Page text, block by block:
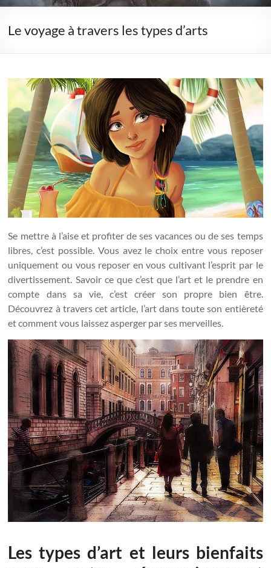
Le voyage à travers les types d’arts
Se mettre à l’aise et profiter de ses vacances ou de ses temps
libres, c’est possible. Vous avez le choix entre vous reposer
uniquement ou vous reposer en vous cultivant l’esprit par le
divertissement. Savoir ce que c’est que l’art et le prendre en
compte dans sa vie, c’est créer son propre bien être.
Découvrez à travers cet article, l’art dans toute son entièreté
et comment vous laissez asperger par ses merveilles.
Les types d’art et leurs bienfaits